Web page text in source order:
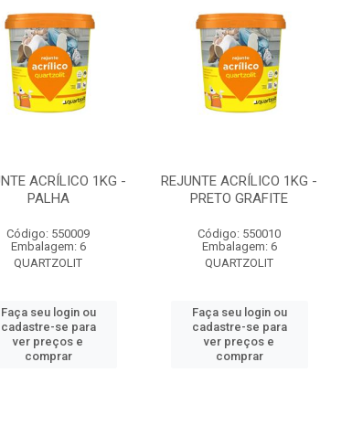
ACRÍLICO 1KG -
PALHA
Código: 550009
Embalagem: 6
QUARTZOLIT
Faça seu login ou
cadastre-se para
ver preços e
comprar
REJUNTE ACRÍLICO 1KG -
PRETO GRAFITE
Código: 550010
Embalagem: 6
QUARTZOLIT
Faça seu login ou
cadastre-se para
ver preços e
comprar